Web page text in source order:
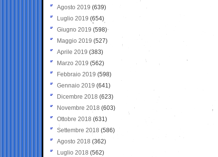
Agosto 2019 (639)
Luglio 2019 (654)
Giugno 2019 (598)
Maggio 2019 (527)
Aprile 2019 (383)
Marzo 2019 (562)
Febbraio 2019 (598)
Gennaio 2019 (641)
Dicembre 2018 (623)
Novembre 2018 (603)
Ottobre 2018 (631)
Settembre 2018 (586)
Agosto 2018 (362)
Luglio 2018 (562)